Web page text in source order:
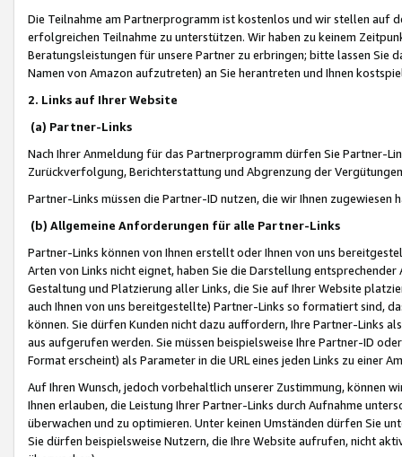
Die Teilnahme am Partnerprogramm ist kostenlos und wir stellen auf
erfolgreichen Teilnahme zu unterstützen. Wir haben zu keinem
Beratungsleistungen für unsere Partner zu erbringen; bitte lassen Sie
Namen von Amazon aufzutreten) an Sie herantreten und Ihnen
2. Links auf Ihrer Website
(a) Partner-Links
Nach Ihrer Anmeldung für das Partnerprogramm dürfen Sie Partner-
Zurückverfolgung, Berichterstattung und Abgrenzung der
Partner-Links müssen die Partner-ID nutzen, die wir Ihnen zugewiesen
(b) Allgemeine Anforderungen für alle Partner-Links
Partner-Links können von Ihnen erstellt oder Ihnen von uns
Arten von Links nicht eignet, haben Sie die Darstellung
Gestaltung und Platzierung aller Links, die Sie auf Ihrer Website
auch Ihnen von uns bereitgestellte) Partner-Links so formatiert sind,
können. Sie dürfen Kunden nicht dazu auffordern, Ihre Partner-Links
aus aufgerufen werden. Sie müssen beispielsweise Ihre Partner-ID
Format erscheint) als Parameter in die URL eines jeden Links zu einer
Auf Ihren Wunsch, jedoch vorbehaltlich unserer Zustimmung, können
Ihnen erlauben, die Leistung Ihrer Partner-Links durch Aufnahme
überwachen und zu optimieren. Unter keinen Umständen dürfen Sie
Sie dürfen beispielsweise Nutzern, die Ihre Website aufrufen, nicht